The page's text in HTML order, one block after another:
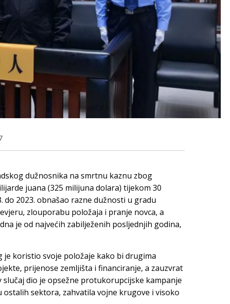
dužnosnika na smrtnu kaznu zbog
juana (325 milijuna dolara) tijekom 30
do 2023. obnašao razne dužnosti u gradu
zlouporabu položaja i pranje novca, a
je od najvećih zabilježenih posljednjih godina,
je koristio svoje položaje kako bi drugima
prijenose zemljišta i financiranje, a zauzvrat
dio je opsežne protukorupcijske kampanje
ostalih sektora, zahvatila vojne krugove i visoko